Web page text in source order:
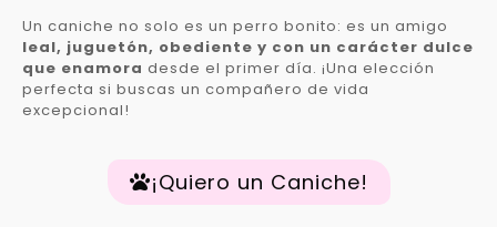
Un caniche no solo es un perro bonito: es un amigo
leal, juguetón, obediente y con un carácter dulce
que enamora desde el primer día. ¡Una elección
perfecta si buscas un compañero de vida
excepcional!
¡Quiero un Caniche!